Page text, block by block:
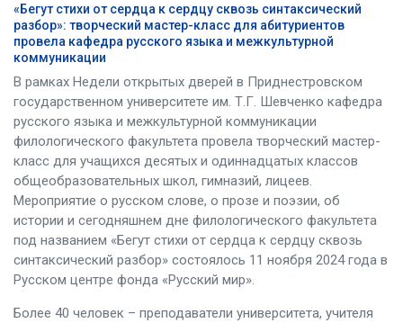
«Бегут стихи от сердца к сердцу сквозь синтаксический
разбор»: творческий мастер-класс для абитуриентов
провела кафедра русского языка и межкультурной
коммуникации
В рамках Недели открытых дверей в Приднестровском
государственном университете им. Т.Г. Шевченко кафедра
русского языка и межкультурной коммуникации
филологического факультета провела творческий мастер-
класс для учащихся десятых и одиннадцатых классов
общеобразовательных школ, гимназий, лицеев.
Мероприятие о русском слове, о прозе и поэзии, об
истории и сегодняшнем дне филологического факультета
под названием «Бегут стихи от сердца к сердцу сквозь
синтаксический разбор» состоялось 11 ноября 2024 года в
Русском центре фонда «Русский мир».
Более 40 человек – преподаватели университета, учителя